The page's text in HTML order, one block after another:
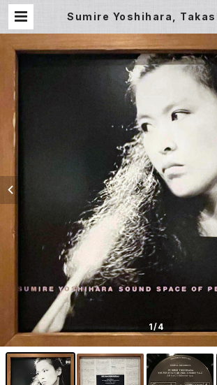
Sumire Yoshihara,
saru Tanaka – Sound
f Percussion Vol.5 (LP) |
rground Gallery Record
1/4